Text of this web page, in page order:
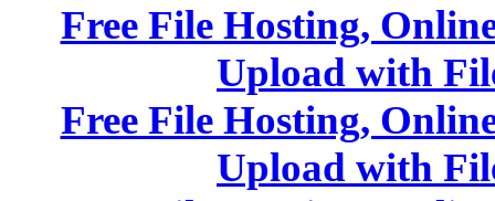
Free File
Free File